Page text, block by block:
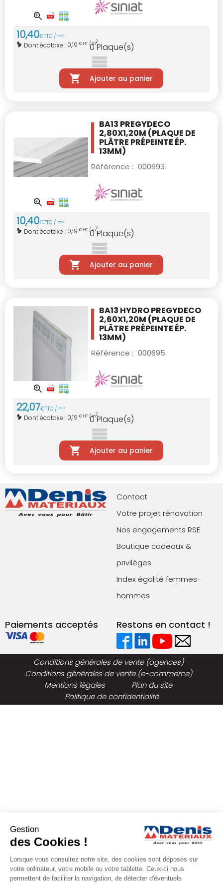
10,40€TTC / m2
Dont écotaxe : 0,19 € HT / m2
0 Plaque(s)
Ajouter au panier
BA13 PREGYDECO
2,80X1,20M (PLAQUE DE
PLÂTRE PRÉPEINTE ÉP.
13MM)
Référence : 000693
10,40€TTC / m2
Dont écotaxe : 0,19 € HT / m2
0 Plaque(s)
Ajouter au panier
BA13 HYDRO PREGYDECO
2,60X1,20M (PLAQUE DE
PLÂTRE PRÉPEINTE ÉP.
13MM)
Référence : 000695
22,07€TTC / m2
Dont écotaxe : 0,19 € HT / m2
0Plaque(s)
Ajouter au panier
Contact
Votre projet rénovation
Nos engagements RSE
Boutique cadeaux &
privilèges
Index égalité femmes-
hommes
Paiements acceptés Restons en contact !
Conditions générales de vente (agences)
Conditions générales de vente (e-commerce)
Mentions légales
Plan du site
Politique de confidentialité
Gestion
des Cookies !
Lorsque vous consultez notre site, des cookies sont déposés sur
votre ordinateur, votre mobile ou votre tablette. Ceux-ci nous
permettent de faciliter la navigation, de détecter d'éventuels